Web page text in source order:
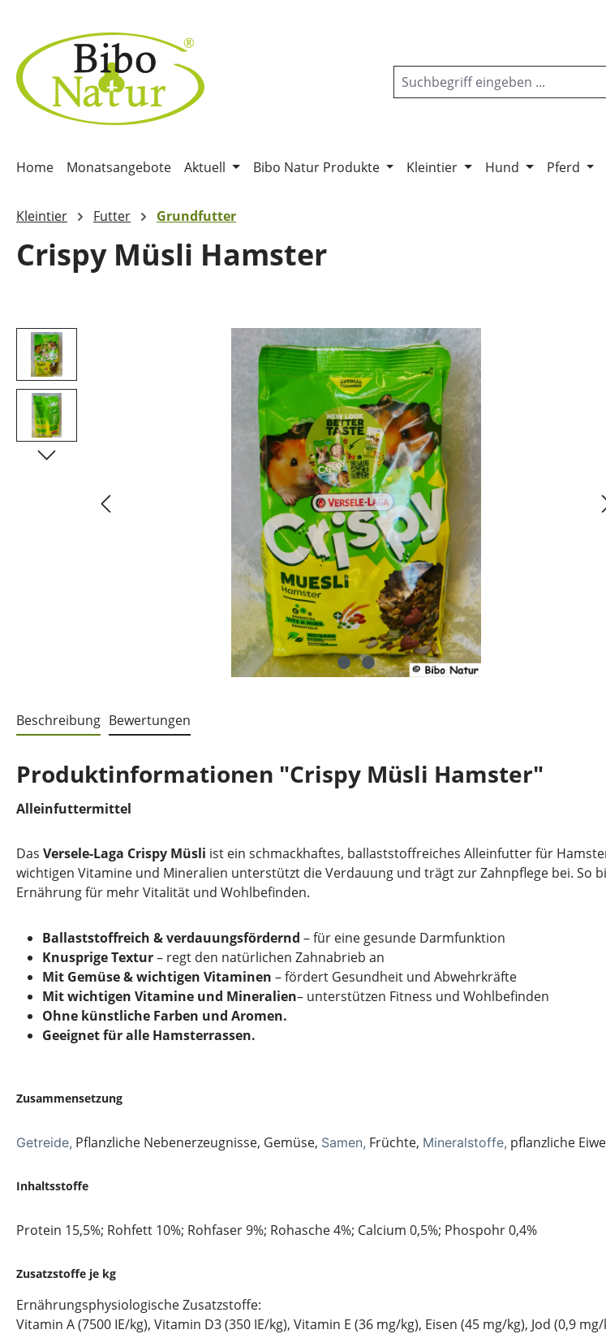
Home Monatsangebote Aktuell Bibo Natur Produkte Kleintier Hund Pferd
Kleintier Futter Grundfutter
Crispy Müsli Hamster
Bildergalerie überspringen
Beschreibung Bewertungen
Produktinformationen "Crispy Müsli Hamster"
Alleinfuttermittel
Das Versele-Laga Crispy Müsli ist ein schmackhaftes, ballaststoffreiches Alleinfutter für
wichtigen Vitamine und Mineralien unterstützt die Verdauung und trägt zur Zahnpflege bei.
Ernährung für mehr Vitalität und Wohlbefinden.
Ballaststoffreich & verdauungsfördernd – für eine gesunde Darmfunktion
Knusprige Textur– regt den natürlichen Zahnabrieb an
Mit Gemüse & wichtigen Vitaminen – fördert Gesundheit und Abwehrkräfte
Mit wichtigen Vitamine und Mineralien– unterstützen Fitness und Wohlbefinden
Ohne künstliche Farben und Aromen.
Geeignet für alle Hamsterrassen.
Zusammensetzung
Getreide, Pflanzliche Nebenerzeugnisse, Gemüse, Samen, Früchte, Mineralstoffe, pflanzliche
Inhaltsstoffe
Protein 15,5%; Rohfett 10%; Rohfaser 9%; Rohasche 4%; Calcium 0,5%; Phospohr 0,4%
Zusatzstoffe je kg
Ernährungsphysiologische Zusatzstoffe:
Vitamin A (7500 IE/kg), Vitamin D3 (350 IE/kg), Vitamin E (36 mg/kg), Eisen (45 mg/kg), Jod (0,9